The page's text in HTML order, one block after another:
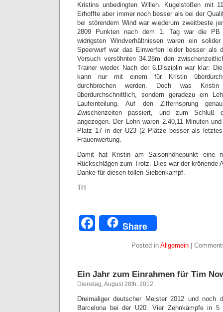
Kristins unbedingten Willen. Kugelstoßen mit
Erhoffte aber immer noch besser als bei der
bei störendem Wind war wiederum zweitbeste
2809 Punkten nach dem 1. Tag war die PB
widrigsten Windverhältnissen waren ein
Speerwurf war das Einwerfen leider besser als
Versuch versöhnten 34.28m den
Trainer wieder. Nach der 6.Disziplin war klar:
kann nur mit einem für Kristin
durchbrochen werden. Doch was
überdurchschnittlich, sondern geradezu ein
Laufeinteilung. Auf den Ziffernsprung
Zwischenzeiten passiert, und zum Schluß
angezogen. Der Lohn waren 2.40,11 Minuten
Platz 17 in der U23 (2 Plätze besser als
Frauenwertung.
Damit hat Kristin am Saisonhöhepunkt eine
Rückschlägen zum Trotz. Dies war der krönende
Danke für diesen tollen Siebenkampf.
TH
Facebook
Share
Posted in Allgemein|
Ein Jahr zum Einrahmen für Tim
Dienstag, August 28th, 2012
Dreimaliger deutscher Meister 2012 und noch
Barcelona bei der U20. Vier Zehnkämpfe in